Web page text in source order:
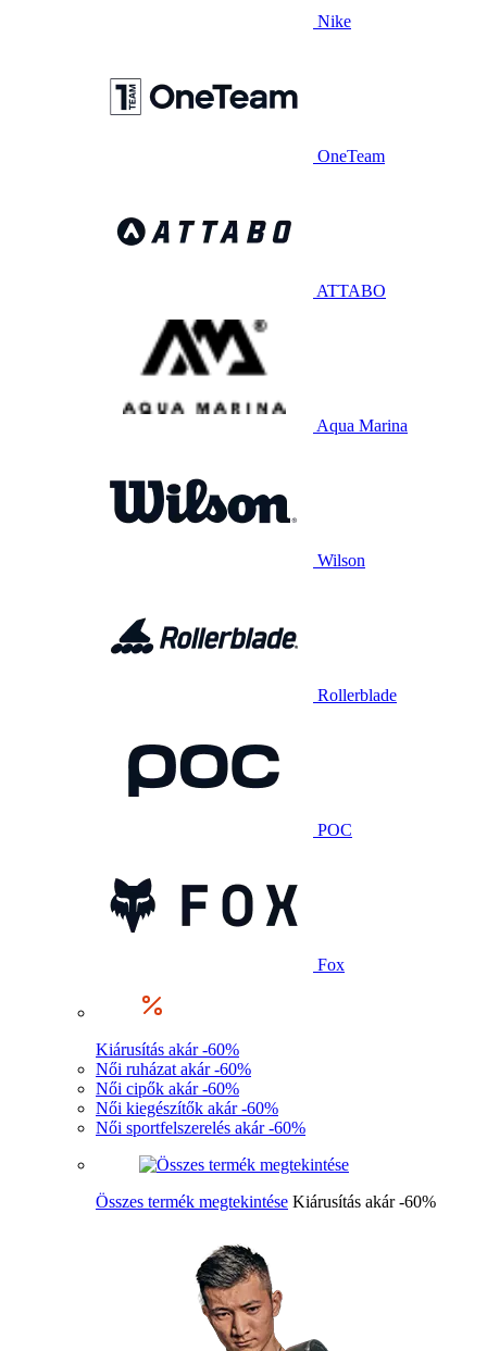
Nike
OneTeam
ATTABO
Aqua Marina
Wilson
Rollerblade
POC
Fox
Kiárusítás akár -60%
Női ruházat akár -60%
Női cipők akár -60%
Női kiegészítők akár -60%
Női sportfelszerelés akár -60%
Összes termék megtekintése Kiárusítás akár -60%